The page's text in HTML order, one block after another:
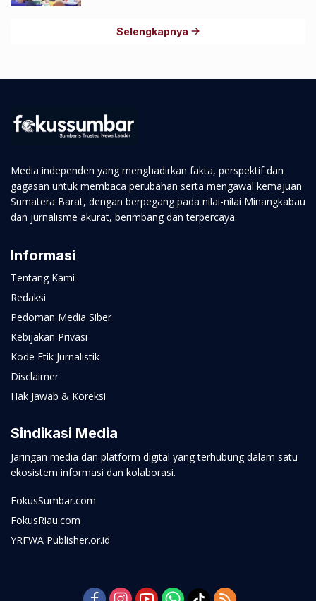
Selengkapnya
Media independen yang menghadirkan fakta, perspektif dan
gagasan untuk membaca perubahan serta mengawal kemajuan
Sumatera Barat, dengan berpegang pada nilai-nilai Minangkabau
dan jurnalisme akurat, berimbang dan terpercaya.
Informasi
Tentang Kami
Redaksi
Pedoman Media Siber
Kebijakan Privasi
Kode Etik Jurnalistik
Disclaimer
Hak Jawab & Koreksi
Sindikasi Media
Jaringan media dan platform digital yang terhubung dalam satu
ekosistem informasi dan kolaborasi.
FokusSumbar.com
FokusRiau.com
YRFWA Publisher.or.id